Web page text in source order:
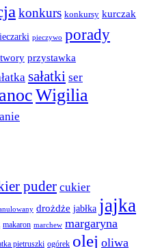
konkurs konkursy kurczak
pieczywo porady
przystawka
sałatki ser
Wigilia
puder cukier
drożdże jabłka jajka
makaron marchew margaryna
pietruszki ogórek olej oliwa